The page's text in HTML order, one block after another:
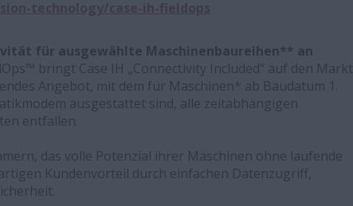
für ausgewählte Maschinenbaureihen** an
bringt Case IH „Connectivity Included“ auf den Markt.
Angebot, mit dem für Maschinen* ab Baudatum 1.
ausgestattet sind, alle zeitabhängigen
entfallen.
das volle Potenzial ihrer Maschinen ohne laufende
Kundenvorteil durch einfachen Datenzugriff,